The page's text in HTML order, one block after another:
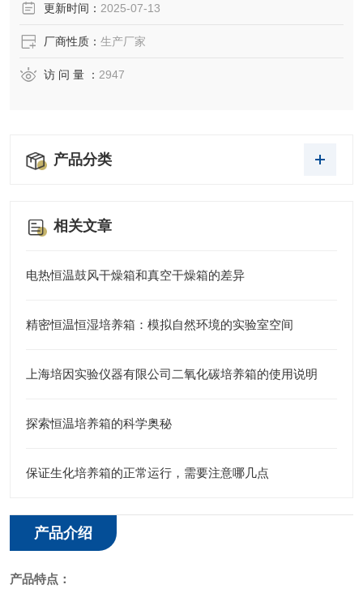
更新时间： 2025-07-13
厂商性质： 生产厂家
访 问 量 ： 2947
产品分类
相关文章
电热恒温鼓风干燥箱和真空干燥箱的差异
精密恒温恒湿培养箱：模拟自然环境的实验室空间
上海培因实验仪器有限公司二氧化碳培养箱的使用说明
探索恒温培养箱的科学奥秘
保证生化培养箱的正常运行，需要注意哪几点
产品介绍
产品特点：